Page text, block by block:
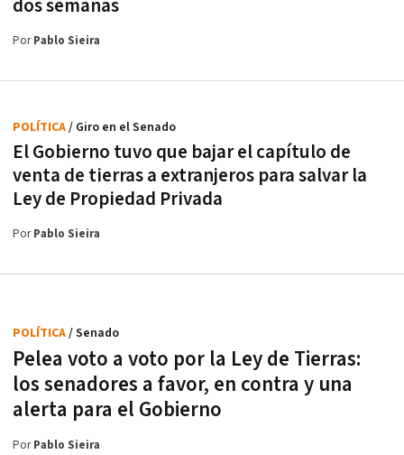
dos semanas
PorPablo Sieira
El Gobierno tuvo que bajar el capítulo de
venta de tierras a extranjeros para salvar la
Ley de Propiedad Privada
POLÍTICA/ Giro en el Senado
PorPablo Sieira
Pelea voto a voto por la Ley de Tierras:
los senadores a favor, en contra y una
alerta para el Gobierno
POLÍTICA/ Senado
PorPablo Sieira